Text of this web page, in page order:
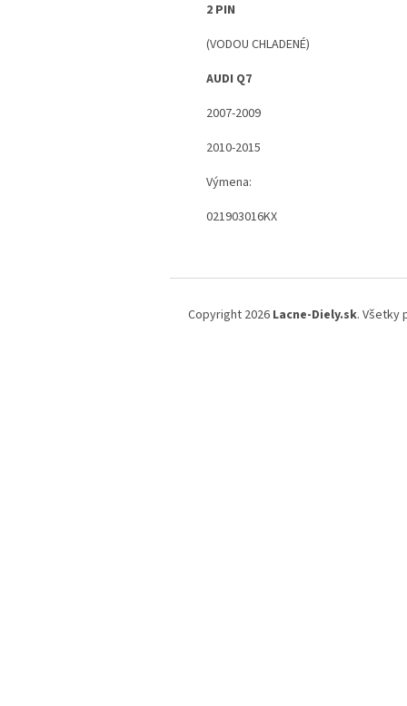
2 PIN
(VODOU CHLADENÉ)
AUDI Q7
2007-2009
2010-2015
Výmena:
021903016KX
Copyright 2026 Lacne-Diely.sk. Všetky